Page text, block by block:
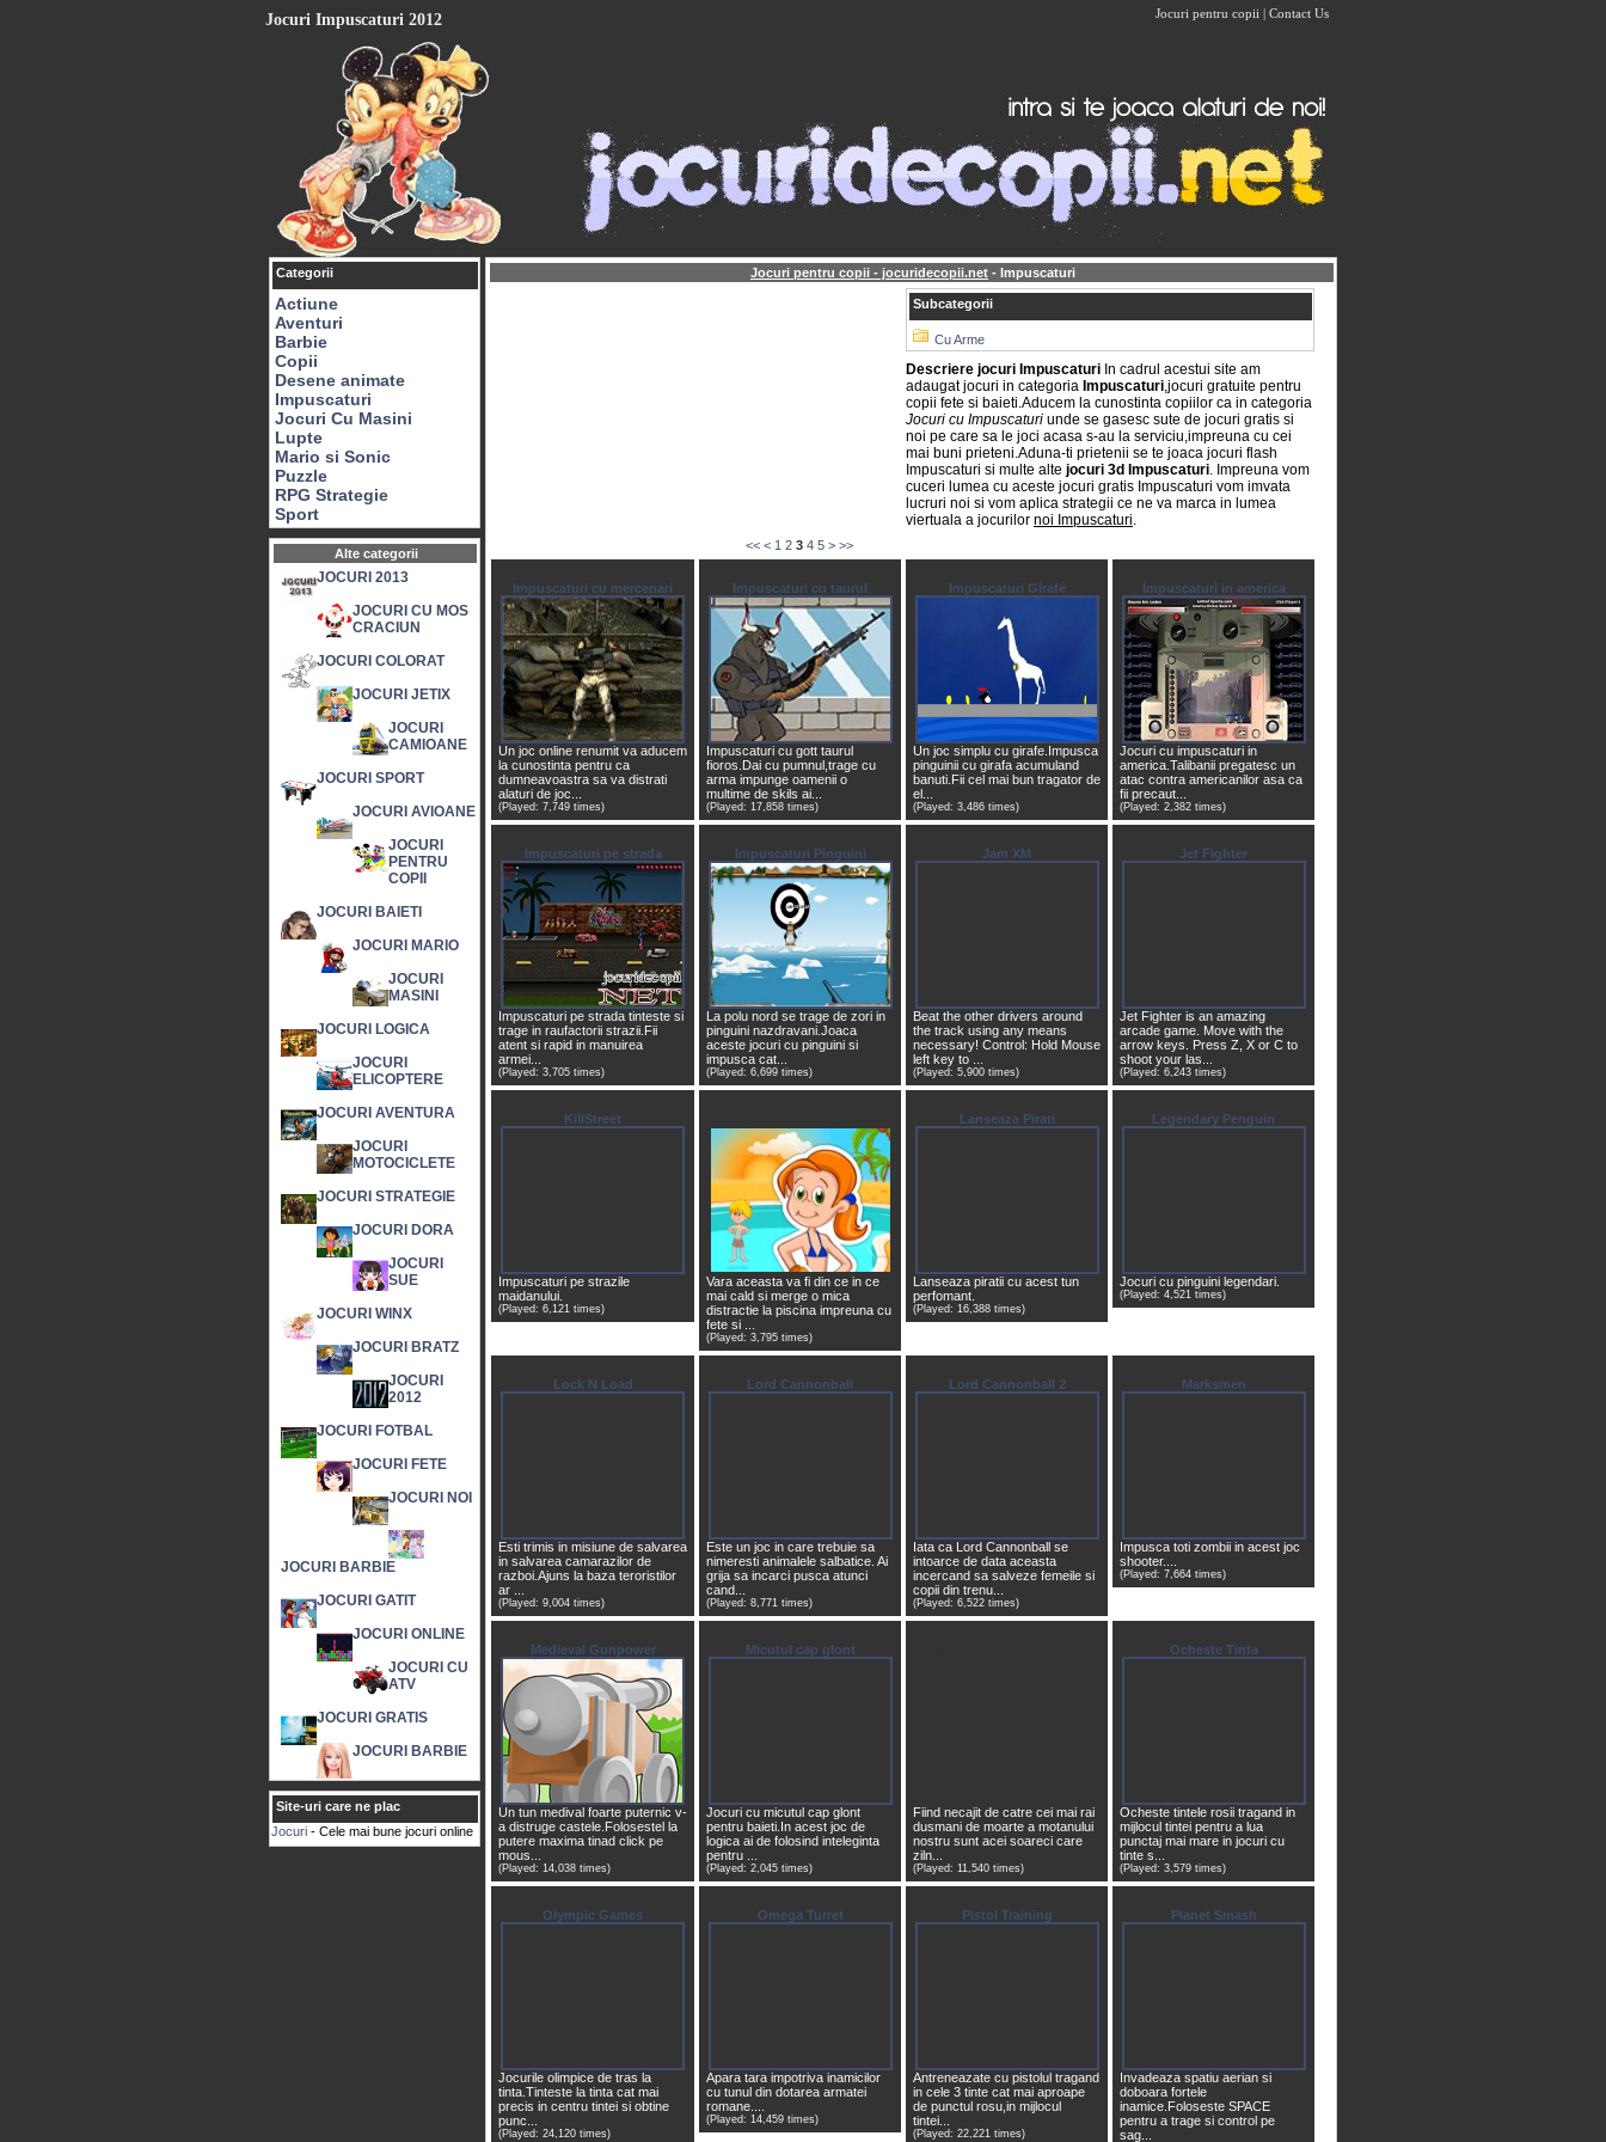
Jocuri Impuscaturi 2012 Jocuri pentru copii | Contact Us
Categorii
Actiune
Aventuri
Barbie
Copii
Desene animate
Impuscaturi
Jocuri Cu Masini
Lupte
Mario si Sonic
Puzzle
RPG Strategie
Sport
Alte categorii
JOCURI 2013
JOCURI CU MOS
CRACIUN
JOCURI COLORAT
JOCURI JETIX
JOCURI
CAMIOANE
JOCURI SPORT
JOCURI AVIOANE
JOCURI
PENTRU
COPII
JOCURI BAIETI
JOCURI MARIO
JOCURI
MASINI
JOCURI LOGICA
JOCURI
ELICOPTERE
JOCURI AVENTURA
JOCURI
MOTOCICLETE
JOCURI STRATEGIE
JOCURI DORA
JOCURI
SUE
JOCURI WINX
JOCURI BRATZ
JOCURI
2012
JOCURI FOTBAL
JOCURI FETE
JOCURI NOI
JOCURI BARBIE
JOCURI GATIT
JOCURI ONLINE
JOCURI CU
ATV
JOCURI GRATIS
JOCURI BARBIE
Site-uri care ne plac
Jocuri - Cele mai bune jocuri online
Jocuri pentru copii - jocuridecopii.net - Impuscaturi
Subcategorii
Cu Arme
Descriere jocuri Impuscaturi In cadrul acestui site am
adaugat jocuri in categoria Impuscaturi,jocuri gratuite pentru
copii fete si baieti.Aducem la cunostinta copiilor ca in categoria
Jocuri cu Impuscaturi unde se gasesc sute de jocuri gratis si
noi pe care sa le joci acasa s-au la serviciu,impreuna cu cei
mai buni prieteni.Aduna-ti prietenii se te joaca jocuri flash
Impuscaturi si multe alte jocuri 3d Impuscaturi. Impreuna vom
cuceri lumea cu aceste jocuri gratis Impuscaturi vom imvata
lucruri noi si vom aplica strategii ce ne va marca in lumea
viertuala a jocurilor noi Impuscaturi.
<< < 1 2 3 4 5 > >>
Impuscaturi cu mercenari
Un joc online renumit va aducem
la cunostinta pentru ca
dumneavoastra sa va distrati
alaturi de joc...
(Played: 7,749 times)
Impuscaturi cu taurul
Impuscaturi cu gott taurul
fioros.Dai cu pumnul,trage cu
arma impunge oamenii o
multime de skils ai...
(Played: 17,858 times)
Impuscaturi Girafe
Un joc simplu cu girafe.Impusca
pinguinii cu girafa acumuland
banuti.Fii cel mai bun tragator de
el...
(Played: 3,486 times)
Impuscaturi in america
Jocuri cu impuscaturi in
america.Talibanii pregatesc un
atac contra americanilor asa ca
fii precaut...
(Played: 2,382 times)
Impuscaturi pe strada
Impuscaturi pe strada tinteste si
trage in raufactorii strazii.Fii
atent si rapid in manuirea
armei...
(Played: 3,705 times)
Impuscaturi Pinguini
La polu nord se trage de zori in
pinguini nazdravani.Joaca
aceste jocuri cu pinguini si
impusca cat...
(Played: 6,699 times)
Jam XM
Beat the other drivers around
the track using any means
necessary! Control: Hold Mouse
left key to ...
(Played: 5,900 times)
Jet Fighter
Jet Fighter is an amazing
arcade game. Move with the
arrow keys. Press Z, X or C to
shoot your las...
(Played: 6,243 times)
KillStreet
Impuscaturi pe strazile
maidanului.
(Played: 6,121 times)
Vara aceasta va fi din ce in ce
mai cald si merge o mica
distractie la piscina impreuna cu
fete si ...
(Played: 3,795 times)
Lanseaza Pirati
Lanseaza piratii cu acest tun
perfomant.
(Played: 16,388 times)
Legendary Penguin
Jocuri cu pinguini legendari.
(Played: 4,521 times)
Lock N Load
Esti trimis in misiune de salvarea
in salvarea camarazilor de
razboi.Ajuns la baza teroristilor
ar ...
(Played: 9,004 times)
Lord Cannonball
Este un joc in care trebuie sa
nimeresti animalele salbatice. Ai
grija sa incarci pusca atunci
cand...
(Played: 8,771 times)
Lord Cannonball 2
Iata ca Lord Cannonball se
intoarce de data aceasta
incercand sa salveze femeile si
copii din trenu...
(Played: 6,522 times)
Marksmen
Impusca toti zombii in acest joc
shooter....
(Played: 7,664 times)
Medieval Gunpower
Un tun medival foarte puternic v-
a distruge castele.Folosestel la
putere maxima tinad click pe
mous...
(Played: 14,038 times)
Micutul cap glont
Jocuri cu micutul cap glont
pentru baieti.In acest joc de
logica ai de folosind inteleginta
pentru ...
(Played: 2,045 times)
Fiind necajit de catre cei mai rai
dusmani de moarte a motanului
nostru sunt acei soareci care
ziln...
(Played: 11,540 times)
Ocheste Tinta
Ocheste tintele rosii tragand in
mijlocul tintei pentru a lua
punctaj mai mare in jocuri cu
tinte s...
(Played: 3,579 times)
Olympic Games
Jocurile olimpice de tras la
tinta.Tinteste la tinta cat mai
precis in centru tintei si obtine
punc...
(Played: 24,120 times)
Omega Turret
Apara tara impotriva inamicilor
cu tunul din dotarea armatei
romane....
(Played: 14,459 times)
Pistol Training
Antreneazate cu pistolul tragand
in cele 3 tinte cat mai aproape
de punctul rosu,in mijlocul
tintei...
(Played: 22,221 times)
Planet Smash
Invadeaza spatiu aerian si
doboara fortele
inamice.Foloseste SPACE
pentru a trage si control pe
sag...